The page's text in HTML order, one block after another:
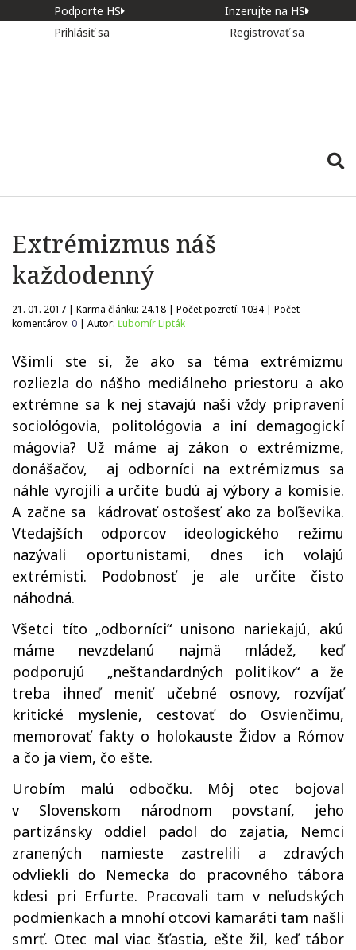
Podporte HS
Inzerujte na HS
Prihlásiť sa
Registrovať sa
Extrémizmus náš
každodenný
21. 01. 2017 | Karma článku: 24.18 | Počet pozretí: 1034 | Počet
komentárov: 0 | Autor: Ľubomír Lipták
Všimli ste si, že ako sa téma extrémizmu
rozliezla do nášho mediálneho priestoru a ako
extrémne sa k nej stavajú naši vždy pripravení
sociológovia, politológovia a iní demagogickí
mágovia? Už máme aj zákon o extrémizme,
donášačov, aj odborníci na extrémizmus sa
náhle vyrojili a určite budú aj výbory a komisie.
A začne sa kádrovať ostošesť ako za boľševika.
Vtedajších odporcov ideologického režimu
nazývali oportunistami, dnes ich volajú
extrémisti. Podobnosť je ale určite čisto
náhodná.
Všetci títo „odborníci“ unisono nariekajú, akú
máme nevzdelanú najmä mládež, keď
podporujú „neštandardných politikov“ a že
treba ihneď meniť učebné osnovy, rozvíjať
kritické myslenie, cestovať do Osvienčimu,
memorovať fakty o holokauste Židov a Rómov
a čo ja viem, čo ešte.
Urobím malú odbočku. Môj otec bojoval
v Slovenskom národnom povstaní, jeho
partizánsky oddiel padol do zajatia, Nemci
zranených namieste zastrelili a zdravých
odvliekli do Nemecka do pracovného tábora
kdesi pri Erfurte. Pracovali tam v neľudských
podmienkach a mnohí otcovi kamaráti tam našli
smrť. Otec mal viac šťastia, ešte žil, keď tábor